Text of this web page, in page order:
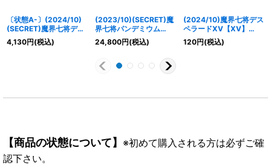
〔状態A-〕(2024/10)
(SECRET)魔界七将デス
ペラードXV【XV-
SEC】{BS67-XV01}
4,130円(税込)
(2023/10)(SECRET)魔
界七将パンデミウム
XV【XV-SEC】{BS65-
XV02}《紫》
24,800円(税込)
(2024/10)魔界七将デス
ペラードXV【XV】
{BS67-XV01}《紫》
120円(税込)
【商品の状態について】 ※初めて購入される方は必ずご確
認下さい。